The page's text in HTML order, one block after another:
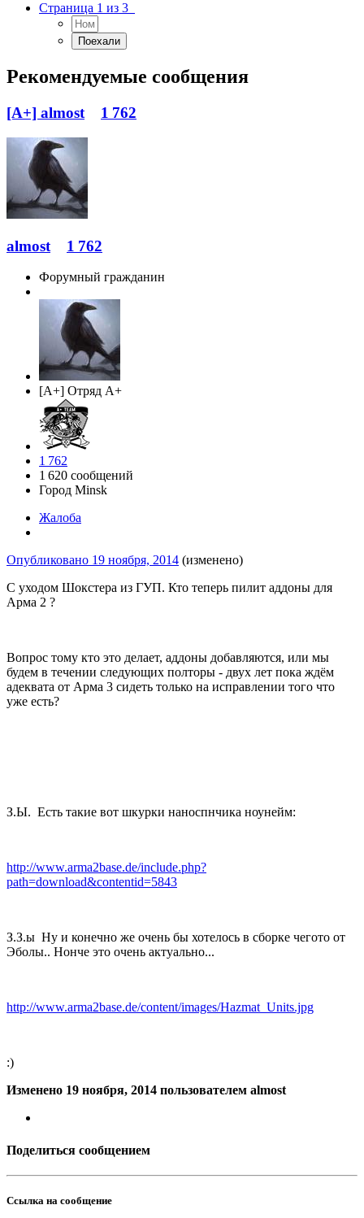
Страница 1 из 3
Рекомендуемые сообщения
[A+] almost 1 762
almost 1 762
Форумный гражданин
[A+] Отряд A+
1 762
1 620 сообщений
Город Minsk
Жалоба
Опубликовано 19 ноября, 2014 (изменено)
С уходом Шокстера из ГУП. Кто теперь пилит аддоны для
Арма 2 ?
Вопрос тому кто это делает, аддоны добавляются, или мы
будем в течении следующих полторы - двух лет пока ждём
адеквата от Арма 3 сидеть только на исправлении того что
уже есть?
З.Ы. Есть такие вот шкурки наноспнчика ноунейм:
http://www.arma2base.de/include.php?
path=download&contentid=5843
З.З.ы Ну и конечно же очень бы хотелось в сборке чегото от
Эболы.. Нонче это очень актуально...
http://www.arma2base.de/content/images/Hazmat_Units.jpg
:)
Изменено 19 ноября, 2014 пользователем almost
Поделиться сообщением
Ссылка на сообщение